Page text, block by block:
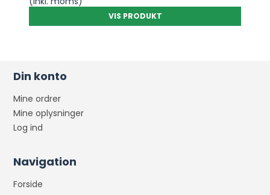
VIS PRODUKT
Din konto
Mine ordrer
Mine oplysninger
Log ind
Navigation
Forside